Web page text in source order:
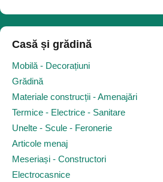
Casă și grădină
Mobilă - Decorațiuni
Grădină
Materiale construcții - Amenajări
Termice - Electrice - Sanitare
Unelte - Scule - Feronerie
Articole menaj
Meseriași - Constructori
Electrocasnice